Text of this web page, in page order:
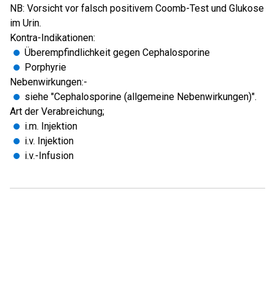
NB: Vorsicht vor falsch positivem Coomb-Test und Glukose
im Urin.
Kontra-Indikationen:
Überempfindlichkeit gegen Cephalosporine
Porphyrie
Nebenwirkungen:-
siehe "Cephalosporine (allgemeine Nebenwirkungen)".
Art der Verabreichung;
i.m. Injektion
i.v. Injektion
i.v.-Infusion